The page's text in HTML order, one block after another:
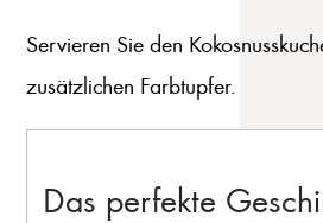
Servieren Sie den
zusätzlichen Farbtupfer.
Das perfekte